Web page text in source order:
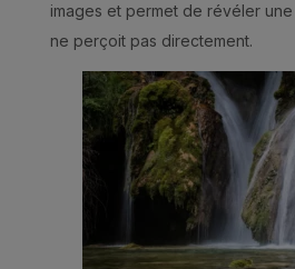
images et permet de révéler
ne perçoit pas directement.